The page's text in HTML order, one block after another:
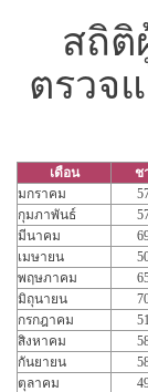
สถิติ
ตรวจ
เดือน ช
มกราคม
กุมภาพันธ์
มีนาคม
เมษายน
พฤษภาคม
มิถุนายน
กรกฎาคม
สิงหาคม
กันยายน
ตุลาคม